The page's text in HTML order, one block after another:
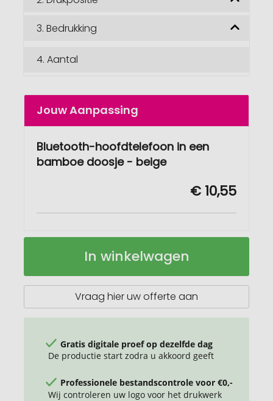
3. Bedrukking
4. Aantal
Jouw Aanpassing
Bluetooth-hoofdtelefoon in een
bamboe doosje - beige
€ 10,55
Bluetooth-
een
Op
In winkelwagen
Vraag hier uw offerte aan
Gratis digitale proef op dezelfde dag
De productie start zodra u akkoord geeft
Professionele bestandscontrole voor €0,-
Wij controleren uw logo voor het drukwerk